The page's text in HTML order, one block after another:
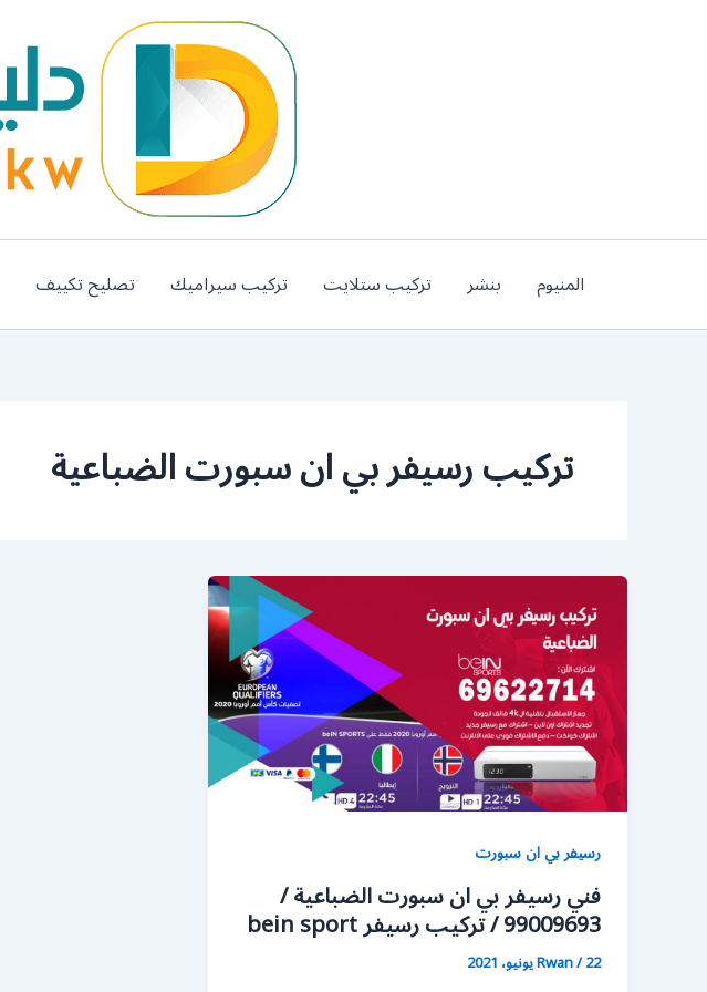
المنيوم بنشر تركيب ستلايت تركيب سيراميك تصليح تكييف
تركيب رسيفر بي ان سبورت الضباعية
رسيفر بي ان سبورت
فني رسيفر بي ان سبورت الضباعية /
99009693 / تركيب رسيفر bein sport
Rwan/22 يونيو، 2021